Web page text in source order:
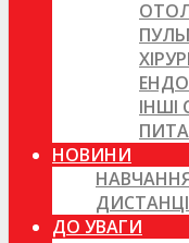
ІНШІ
НОВИНИ
ДО УВАГИ